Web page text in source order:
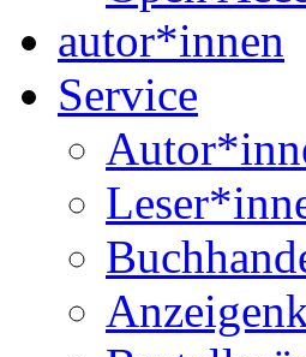
autor*innen
Service